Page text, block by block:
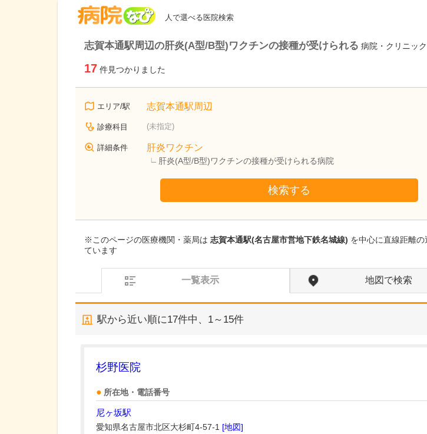
人で選べる医院検索
志賀本通駅周辺の肝炎(A型/B型)ワクチンの接種が受けられる 病院・クリニック
17 件見つかりました
エリア/駅 志賀本通駅周辺
診療科目 (未指定)
詳細条件 肝炎ワクチン
肝炎(A型/B型)ワクチンの接種が受けられる病院
検索する
※このページの医療機関・薬局は 志賀本通駅(名古屋市営地下鉄名城線) を中心に直線距離
ています
一覧表示 地図で検索
駅から近い順に17件中、 1～15件
杉野医院
所在地・電話番号
尼ヶ坂駅
愛知県名古屋市北区大杉町4-57-1 [地図]
相川みんなの診療所
梶野 真一院長取
お持ちだそうですね。
消化器内科を専攻したの
は、食道、大腸、胃とい
う消化管と、付随する肝